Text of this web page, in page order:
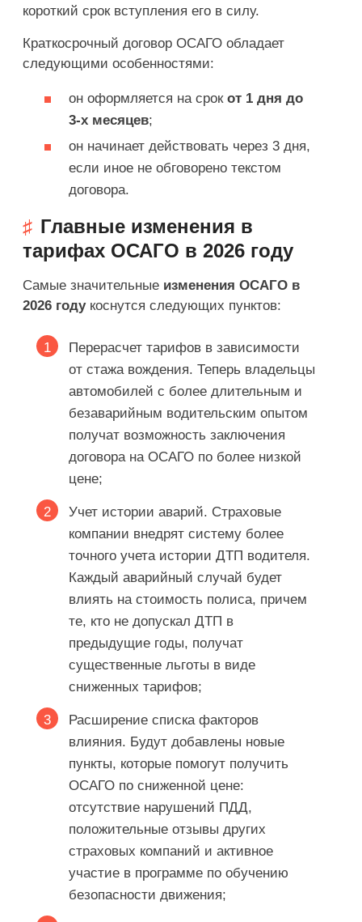
короткий срок вступления его в силу.
Краткосрочный договор ОСАГО обладает
следующими особенностями:
он оформляется на срок от 1 дня до
3-х месяцев;
он начинает действовать через 3 дня,
если иное не обговорено текстом
договора.
Главные изменения в
тарифах ОСАГО в 2026 году
Самые значительные изменения ОСАГО в
2026 годукоснутся следующих пунктов:
Перерасчет тарифов в зависимости
от стажа вождения. Теперь владельцы
автомобилей с более длительным и
безаварийным водительским опытом
получат возможность заключения
договора на ОСАГО по более низкой
цене;
Учет истории аварий. Страховые
компании внедрят систему более
точного учета истории ДТП водителя.
Каждый аварийный случай будет
влиять на стоимость полиса, причем
те, кто не допускал ДТП в
предыдущие годы, получат
существенные льготы в виде
сниженных тарифов;
Расширение списка факторов
влияния. Будут добавлены новые
пункты, которые помогут получить
ОСАГО по сниженной цене:
отсутствие нарушений ПДД,
положительные отзывы других
страховых компаний и активное
участие в программе по обучению
безопасности движения;